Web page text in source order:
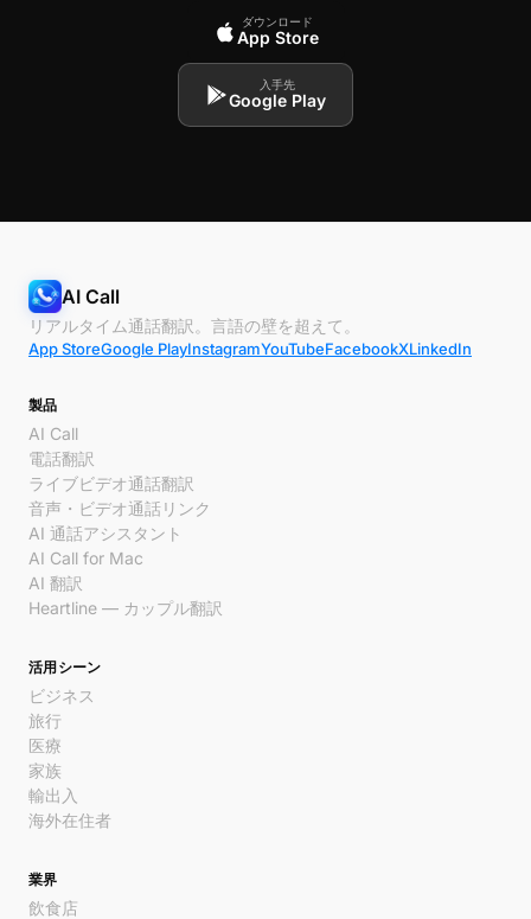
ダウンロード
App Store
入手先
Google Play
AI Call
リアルタイム通話翻訳。言語の壁を超えて。
App StoreGoogle PlayInstagramYouTubeFacebookXLinkedIn
製品
AI Call
電話翻訳
ライブビデオ通話翻訳
音声・ビデオ通話リンク
AI 通話アシスタント
AI Call for Mac
AI 翻訳
Heartline — カップル翻訳
活用シーン
ビジネス
旅行
医療
家族
輸出入
海外在住者
業界
飲食店